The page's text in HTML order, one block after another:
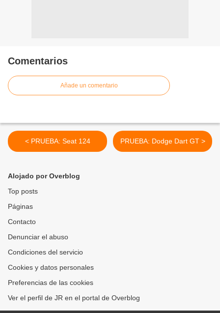
Comentarios
Añade un comentario
< PRUEBA: Seat 124 PRUEBA: Dodge Dart GT >
Alojado por Overblog
Top posts
Páginas
Contacto
Denunciar el abuso
Condiciones del servicio
Cookies y datos personales
Preferencias de las cookies
Ver el perfil de JR en el portal de Overblog